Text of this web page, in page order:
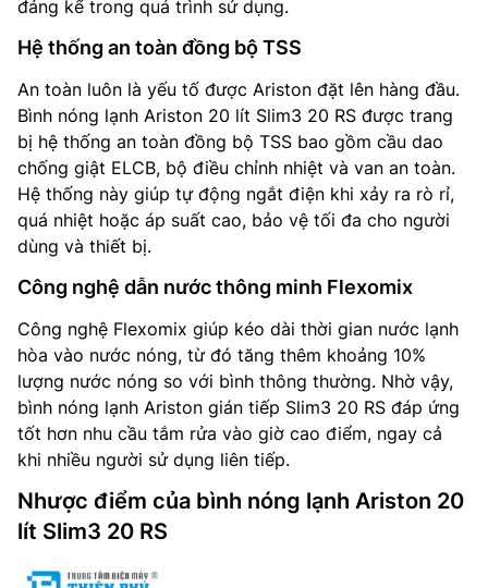
đáng kể trong quá trình sử dụng.
Hệ thống an toàn đồng bộ TSS
An toàn luôn là yếu tố được Ariston đặt lên hàng đầu.
Bình nóng lạnh Ariston 20 lít Slim3 20 RS được trang
bị hệ thống an toàn đồng bộ TSS bao gồm cầu dao
chống giật ELCB, bộ điều chỉnh nhiệt và van an toàn.
Hệ thống này giúp tự động ngắt điện khi xảy ra rò rỉ,
quá nhiệt hoặc áp suất cao, bảo vệ tối đa cho người
dùng và thiết bị.
Công nghệ dẫn nước thông minh Flexomix
Công nghệ Flexomix giúp kéo dài thời gian nước lạnh
hòa vào nước nóng, từ đó tăng thêm khoảng 10%
lượng nước nóng so với bình thông thường. Nhờ vậy,
bình nóng lạnh Ariston gián tiếp Slim3 20 RS đáp ứng
tốt hơn nhu cầu tắm rửa vào giờ cao điểm, ngay cả
khi nhiều người sử dụng liên tiếp.
Nhược điểm của bình nóng lạnh Ariston 20
lít Slim3 20 RS